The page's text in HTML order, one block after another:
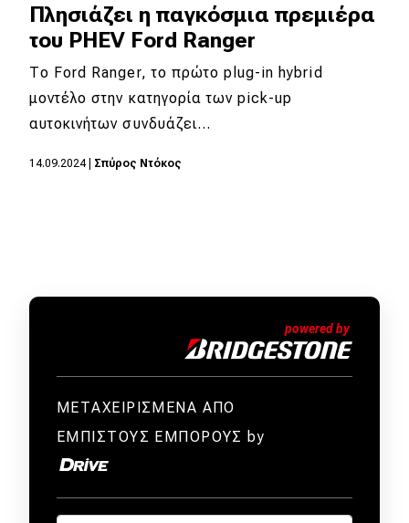
Πλησιάζει η παγκόσμια πρεμιέρα
του PHEV Ford Ranger
Το Ford Ranger, το πρώτο plug-in hybrid
μοντέλο στην κατηγορία των pick-up
αυτοκινήτων συνδυάζει…
14.09.2024| Σπύρος Ντόκος
ΜΕΤΑΧΕΙΡΙΣΜΕΝΑ ΑΠΟ
ΕΜΠΙΣΤΟΥΣ ΕΜΠΟΡΟΥΣ by